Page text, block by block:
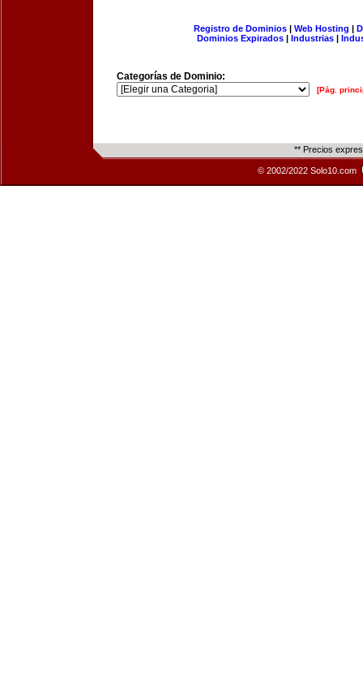
Registro de Dominios| Web Hosting |
Dominios Expirados | Industrias |
Categorías de Dominio:
[Pág.
** Precios
© 2002/2022 Solo10.com